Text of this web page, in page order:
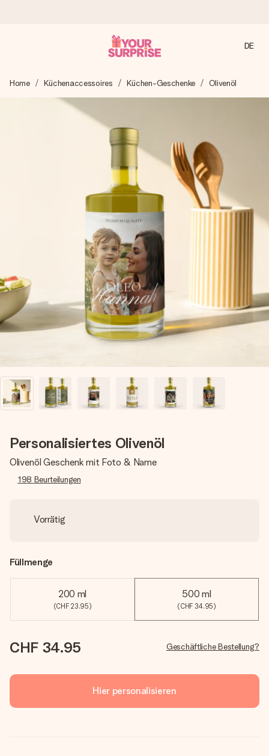
Wir bereiten dein Geschenk sorgfältig vor und schicken es
blitzschnell – damit du es genau zum richtigen Zeitpunkt
überreichen kannst, wenn es am meisten zählt.
4,7 (basierend auf +15.000 Bewertungen)
Unsere Geschenke begeistern. Kunden bewerten uns mit
4,7 bei Google Reviews (Gesamtergebnis aller Länder, in
die wir versenden).
Mit Liebe gemacht, im Handumdrehen
Erstelle etwas Einzigartiges in wenigen Schritten – mit
ihrem Namen, deinem Foto oder einer Nachricht von
Herzen. Kein Stress, nur pure Liebe für den perfekten
Moment.
DE
Home Küchenaccessoires Küchen-Geschenke Olivenöl
Personalisiertes Olivenöl
Olivenöl Geschenk mit Foto & Name
198 Beurteilungen
Vorrätig
Füllmenge
200 ml
(CHF 23.95)
500 ml
(CHF 34.95)
CHF 34.95 Geschäftliche Bestellung?
Hier personalisieren